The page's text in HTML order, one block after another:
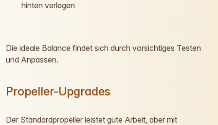
hinten verlegen
Die ideale Balance findet sich durch vorsichtiges Testen
und Anpassen.
Propeller-Upgrades
Der Standardpropeller leistet gute Arbeit, aber mit